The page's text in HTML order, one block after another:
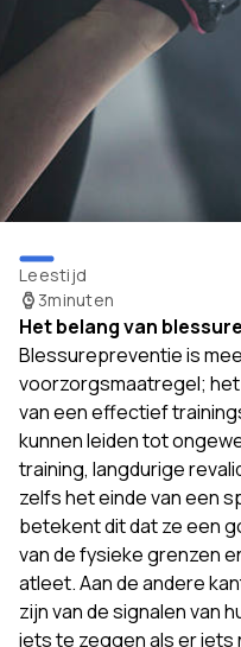
Leestijd
3minuten
Het belang van
Blessurepreventie is
voorzorgsmaatregel;
van een effectief
kunnen leiden tot
training, langdurige
zelfs het einde van een
betekent dit dat ze een
van de fysieke grenzen
atleet. Aan de andere
zijn van de signalen van
iets te zeggen als er iets